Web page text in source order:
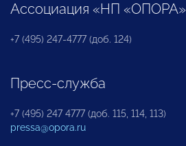
Ассоциация «НП «ОПОРА»
+7 (495) 247-4777 (доб. 124)
Пресс-служба
+7 (495) 247 4777 (доб. 115, 114, 113)
pressa@opora.ru